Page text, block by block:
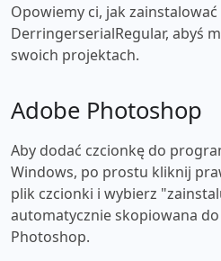
Opowiemy ci, jak
DerringerserialRegular, abyś
swoich projektach.
Adobe Photoshop
Aby dodać czcionkę do
Windows, po prostu kliknij
plik czcionki i wybierz
automatycznie skopiowana
Photoshop.